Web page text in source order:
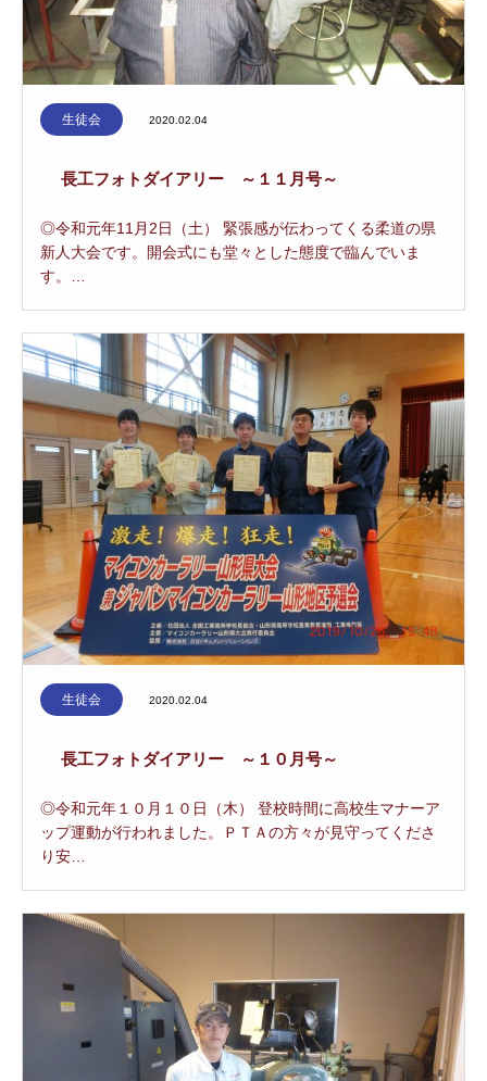
生徒会 2020.02.04
長工フォトダイアリー ～１１月号～
◎令和元年11月2日（土） 緊張感が伝わってくる柔道の県
新人大会です。開会式にも堂々とした態度で臨んでいま
す。…
生徒会 2020.02.04
長工フォトダイアリー ～１０月号～
◎令和元年１０月１０日（木） 登校時間に高校生マナーア
ップ運動が行われました。ＰＴＡの方々が見守ってくださ
り安…